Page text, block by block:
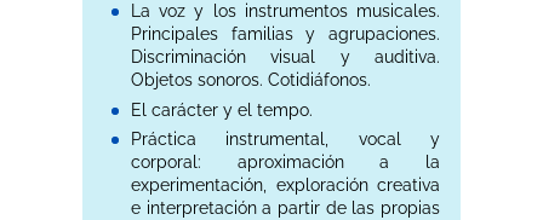
La voz y los instrumentos musicales.
Principales familias y agrupaciones.
Discriminación visual y auditiva.
Objetos sonoros. Cotidiáfonos.
El carácter y el tempo.
Práctica instrumental, vocal y
corporal: aproximación a la
experimentación, exploración creativa
e interpretación a partir de las propias